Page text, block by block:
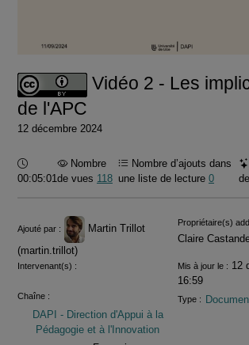
Vidéo 2 - Les
de l'APC
12 décembre 2024
Durée :
00:05:01
Nombre
de vues 118
Nombre d’ajouts dans
une liste de lecture0
Informations
Ajouté par :
Martin Trillot
(martin.trillot)
Propriétaire(s)
Claire
Intervenant(s) : Mis à jour le : 12
16:59
Chaîne :
DAPI - Direction d'Appui à la
Pédagogie et à l'Innovation
Type :